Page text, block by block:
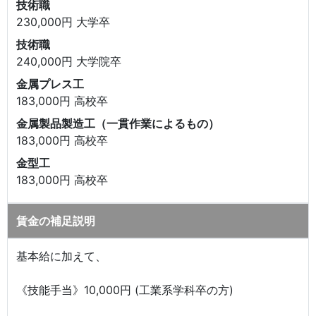
技術職
230,000円 大学卒
技術職
240,000円 大学院卒
金属プレス工
183,000円 高校卒
金属製品製造工（一貫作業によるもの）
183,000円 高校卒
金型工
183,000円 高校卒
賃金の補足説明
基本給に加えて、
《技能手当》10,000円 (工業系学科卒の方)